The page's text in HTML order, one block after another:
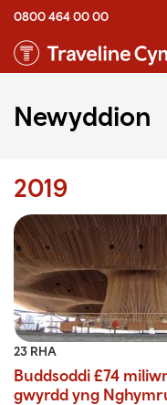
0800 464 00 00
Newyddion
2019
23 RHA
Buddsoddi £74
gwyrdd yng